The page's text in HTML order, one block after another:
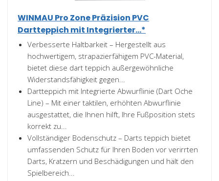
WINMAU Pro Zone Präzision PVC
Dartteppich mit Integrierter...*
Verbesserte Haltbarkeit – Hergestellt aus
hochwertigem, strapazierfähigem PVC-Material,
bietet diese dart teppich außergewöhnliche
Widerstandsfähigkeit gegen...
Dartteppich mit Integrierte Abwurflinie (Dart Oche
Line) – Mit einer taktilen, erhöhten Abwurflinie
ausgestattet, die Ihnen hilft, Ihre Fußposition stets
korrekt zu...
Vollständiger Bodenschutz – Darts teppich bietet
umfassenden Schutz für Ihren Boden vor verirrten
Darts, Kratzern und Beschädigungen und hält den
Spielbereich...